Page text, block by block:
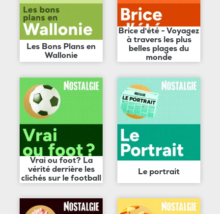
Les Bons Plans en
Wallonie
Brice d'été - Voyagez
à travers les plus
belles plages du
monde
Vrai ou foot? La
vérité derrière les
clichés sur le football
Le portrait